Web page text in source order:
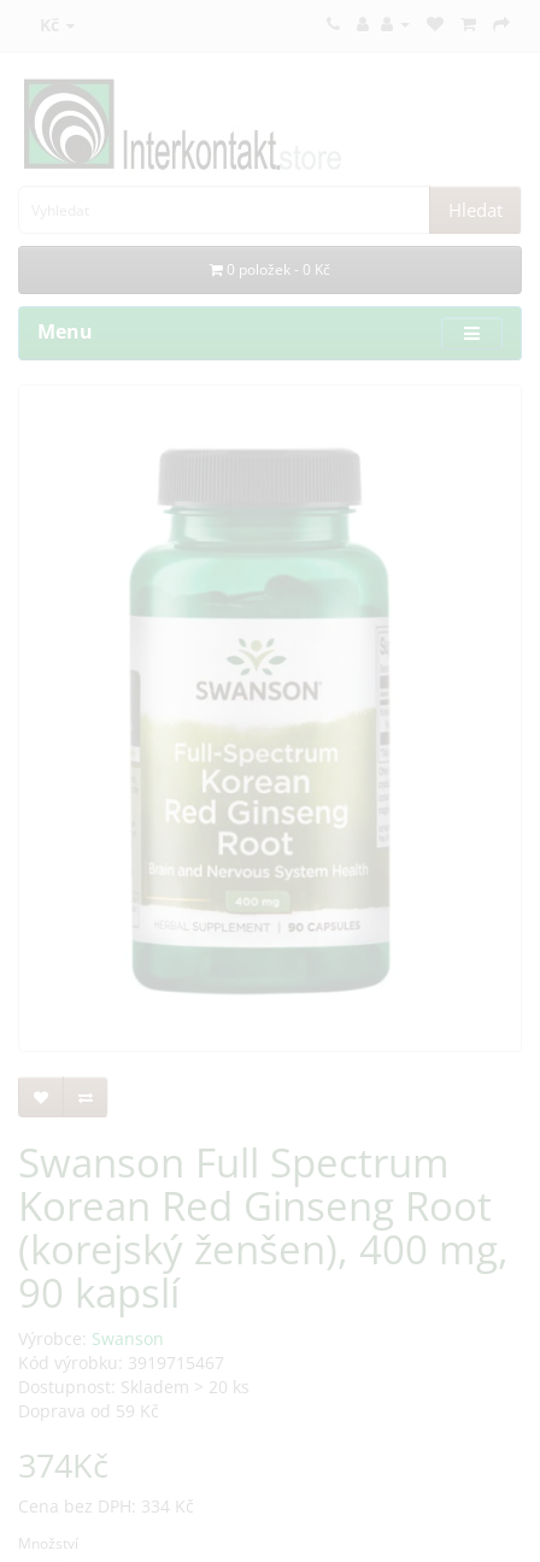
Kč
Hledat
0 položek - 0 Kč
Menu
Swanson Full Spectrum
Korean Red Ginseng Root
(korejský ženšen), 400 mg,
90 kapslí
Výrobce: Swanson
Kód výrobku: 3919715467
Dostupnost: Skladem > 20 ks
Doprava od 59 Kč
374Kč
Cena bez DPH: 334 Kč
Množství